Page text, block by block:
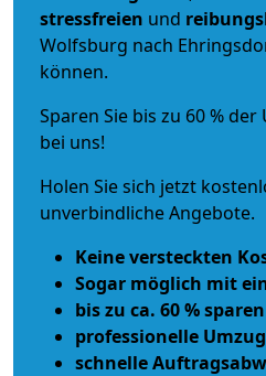
stressfreien und
Wolfsburg nach
können.
Sparen Sie bis zu 60 %
bei uns!
Holen Sie sich jetzt
unverbindliche Angebote.
Keine versteckten
Sogar möglich mit
bis zu ca. 60 % sparen
professionelle
schnelle